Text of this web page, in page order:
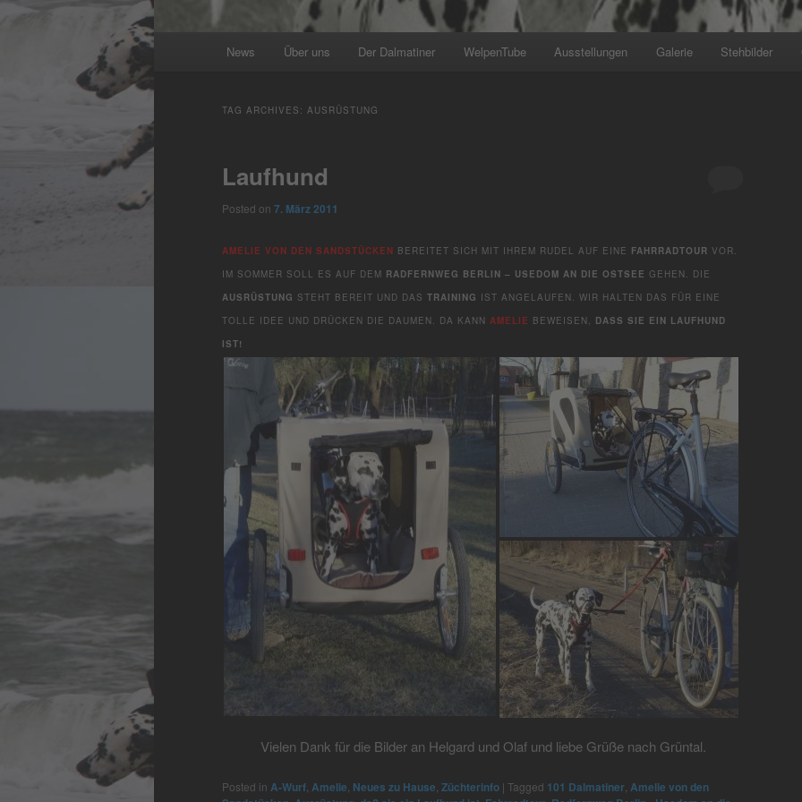
News Über uns Der Dalmatiner WelpenTube Ausstellungen Galerie Stehbilder
TAG ARCHIVES: AUSRÜSTUNG
Laufhund
Posted on 7. März 2011
AMELIE VON DEN SANDSTÜCKEN BEREITET SICH MIT IHREM RUDEL AUF EINE FAHRRADTOUR VOR.
IM SOMMER SOLL ES AUF DEM RADFERNWEG BERLIN – USEDOM AN DIE OSTSEE GEHEN. DIE
AUSRÜSTUNG STEHT BEREIT UND DAS TRAINING IST ANGELAUFEN. WIR HALTEN DAS FÜR EINE
TOLLE IDEE UND DRÜCKEN DIE DAUMEN. DA KANN AMELIE BEWEISEN,
DASS SIE EIN LAUFHUND I
ST!
Vielen Dank für die Bilder an Helgard und Olaf und liebe Grüße nach Grüntal.
Posted in A-Wurf Amelie Neues zu Hause Züchterinfo | Tagged 101 Dalmatiner Amelie von den